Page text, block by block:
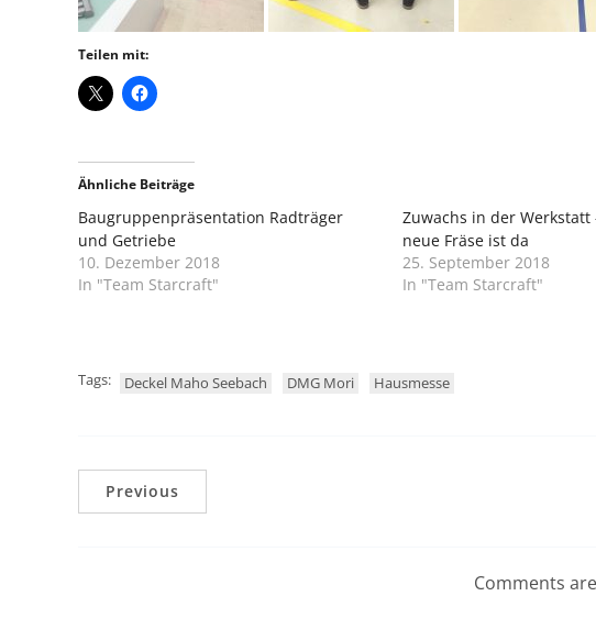
Teilen mit:
Ähnliche Beiträge
Baugruppenpräsentation Radträger
und Getriebe
10. Dezember 2018
In "Team Starcraft"
Zuwachs in der Werkstatt
neue Fräse ist da
25. September 2018
In "Team Starcraft"
Tags: Deckel Maho Seebach DMG Mori Hausmesse
Previous
Comments